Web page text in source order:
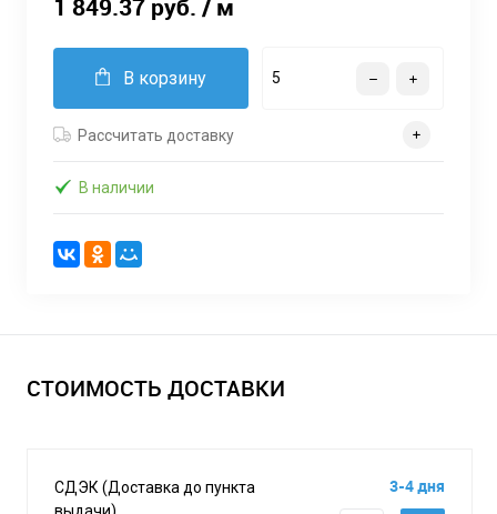
1 849.37 руб. / м
В корзину
Рассчитать доставку
В наличии
СТОИМОСТЬ ДОСТАВКИ
СДЭК (Доставка до пункта
выдачи)
3-4 дня